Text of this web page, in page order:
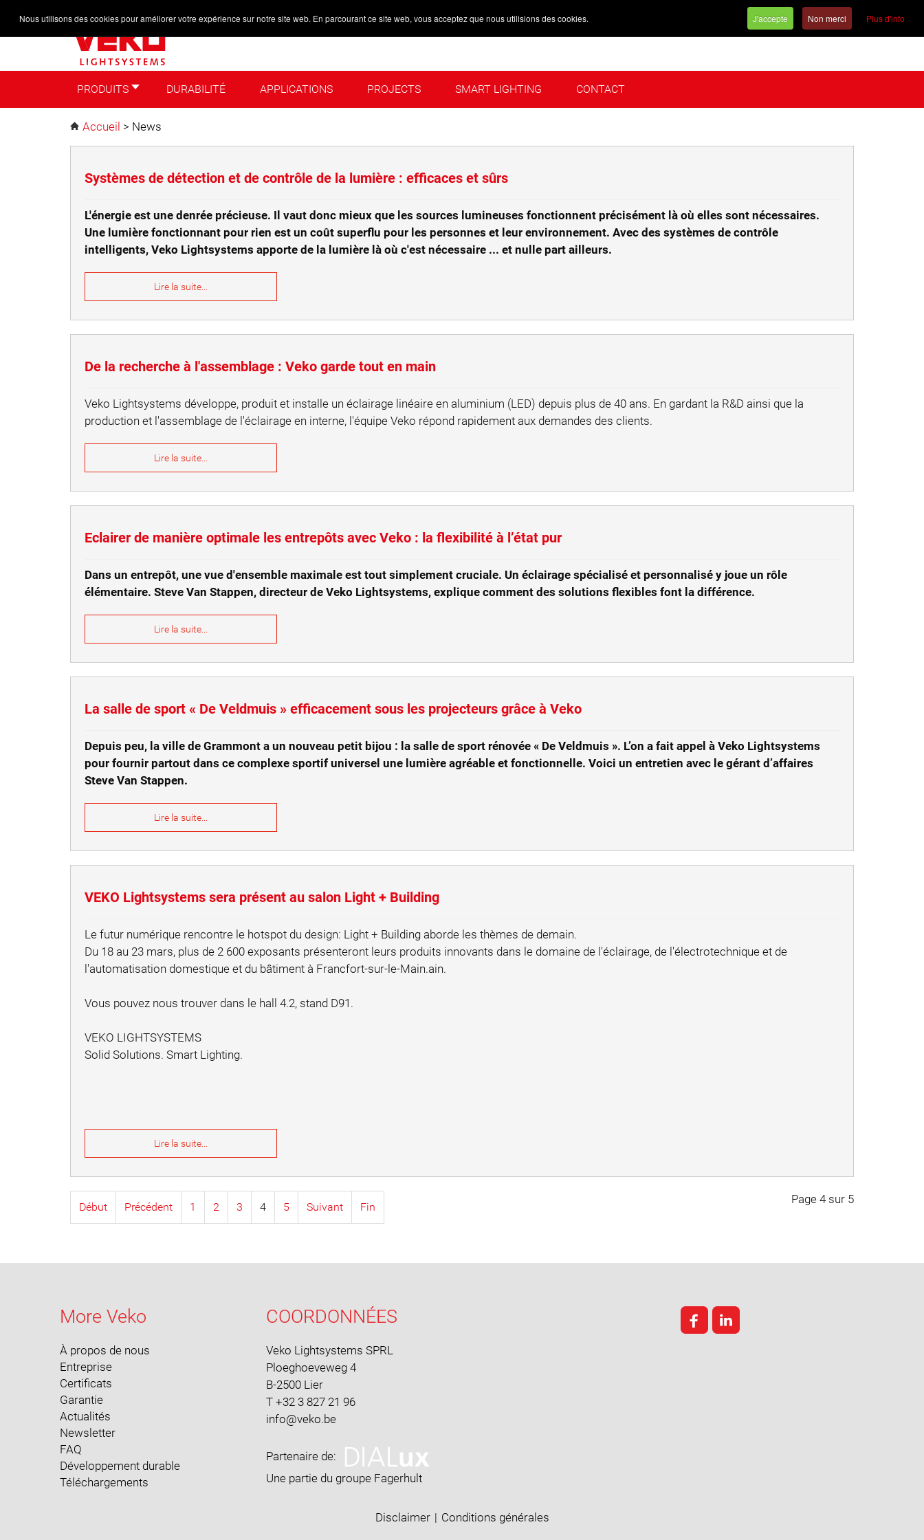
PRODUITS DURABILITÉ APPLICATIONS PROJECTS SMART LIGHTING CONTACT
Français
PRODUITS DURABILITÉ APPLICATIONS PROJECTS SMART LIGHTING CONTACT
Accueil > News
Systèmes de détection et de contrôle de la lumière : efficaces et sûrs
L'énergie est une denrée précieuse. Il vaut donc mieux que les sources lumineuses fonctionnent précisément là où elles sont nécessaires.
Une lumière fonctionnant pour rien est un coût superflu pour les personnes et leur environnement. Avec des systèmes de contrôle
intelligents, Veko Lightsystems apporte de la lumière là où c'est nécessaire ... et nulle part ailleurs.
Lire la suite...
De la recherche à l'assemblage : Veko garde tout en main
Veko Lightsystems développe, produit et installe un éclairage linéaire en aluminium (LED) depuis plus de 40 ans. En gardant la R&D ainsi que la
production et l'assemblage de l'éclairage en interne, l'équipe Veko répond rapidement aux demandes des clients.
Lire la suite...
Eclairer de manière optimale les entrepôts avec Veko : la flexibilité à l’état pur
Dans un entrepôt, une vue d'ensemble maximale est tout simplement cruciale. Un éclairage spécialisé et personnalisé y joue un rôle
élémentaire. Steve Van Stappen, directeur de Veko Lightsystems, explique comment des solutions flexibles font la différence.
Lire la suite...
La salle de sport « De Veldmuis » efficacement sous les projecteurs grâce à Veko
Depuis peu, la ville de Grammont a un nouveau petit bijou : la salle de sport rénovée « De Veldmuis ». L’on a fait appel à Veko Lightsystems
pour fournir partout dans ce complexe sportif universel une lumière agréable et fonctionnelle. Voici un entretien avec le gérant d’affaires
Steve Van Stappen.
Lire la suite...
VEKO Lightsystems sera présent au salon Light + Building
Le futur numérique rencontre le hotspot du design: Light + Building aborde les thèmes de demain.
Du 18 au 23 mars, plus de 2 600 exposants présenteront leurs produits innovants dans le domaine de l'éclairage, de l'électrotechnique et de
l'automatisation domestique et du bâtiment à Francfort-sur-le-Main.ain.
Vous pouvez nous trouver dans le hall 4.2, stand D91.
VEKO LIGHTSYSTEMS
Solid Solutions. Smart Lighting.
Lire la suite...
Page 4 sur 5
Début Précédent 1 2 3 4 5 Suivant Fin
More Veko
À propos de nous
Entreprise
Certificats
Garantie
Actualités
Newsletter
FAQ
Développement durable
Téléchargements
COORDONNÉES
Veko Lightsystems SPRL
Ploeghoeveweg 4
B-2500 Lier
T +32 3 827 21 96
Partenaire de:
Une partie du groupe Fagerhult
Disclaimer | Conditions générales
Nous utilisons des cookies pour améliorer votre expérience sur notre site web. En parcourant ce site web, vous acceptez que nous utilisions des cookies. J'accepte Non merci Plus d'info